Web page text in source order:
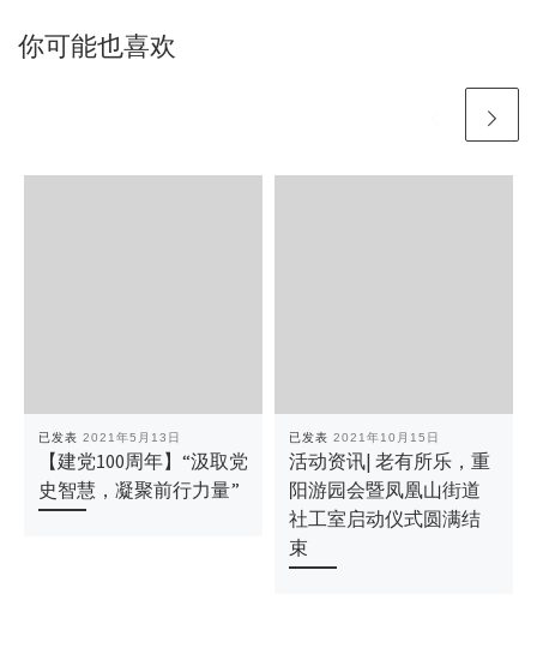
你可能也喜欢
已发表 2021年5月13日
【建党100周年】“汲取党
史智慧，凝聚前行力量”
已发表 2021年10月15日
活动资讯| 老有所乐，重
阳游园会暨凤凰山街道
社工室启动仪式圆满结
束